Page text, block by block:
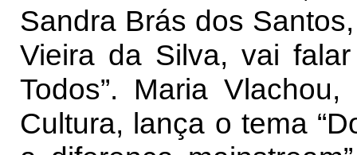
Sandra Brás dos
Vieira da Silva, vai
Todos”. Maria
Cultura, lança o tema